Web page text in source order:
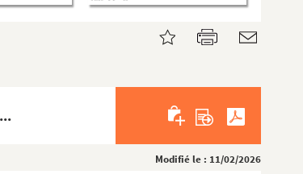
Modifié le : 11/02/2026